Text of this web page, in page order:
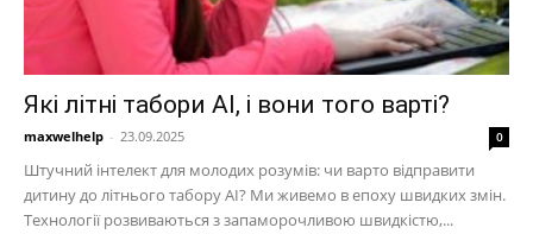
Які літні табори AI, і вони того варті?
maxwelhelp - 23.09.2025 0
Штучний інтелект для молодих розумів: чи варто відправити
дитину до літнього табору AI? Ми живемо в епоху швидких змін.
Технології розвиваються з запаморочливою швидкістю,...